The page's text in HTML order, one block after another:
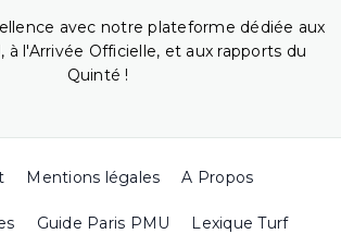
avec notre plateforme dédiée aux
à l'Arrivée Officielle, et aux rapports du
Quinté !
Mentions légales A Propos
Guide Paris PMU Lexique Turf